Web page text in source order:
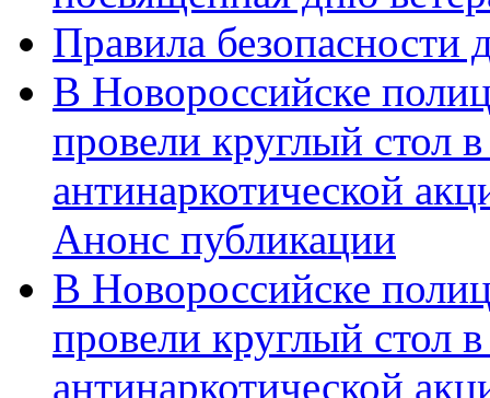
Правила безопасности
В Новороссийске
провели круглый стол
антинаркотической
Анонс публикации
В Новороссийске
провели круглый стол
антинаркотической